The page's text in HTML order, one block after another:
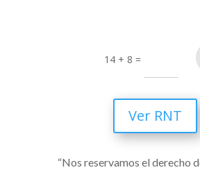
14 + 8 =
Ver RNT
“Nos reservamos el derecho